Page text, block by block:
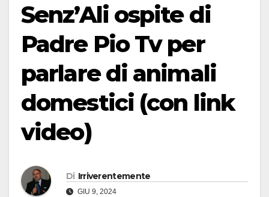
Senz’Ali ospite di
Padre Pio Tv per
parlare di animali
domestici (con link
video)
Di Irriverentemente
GIU 9, 2024